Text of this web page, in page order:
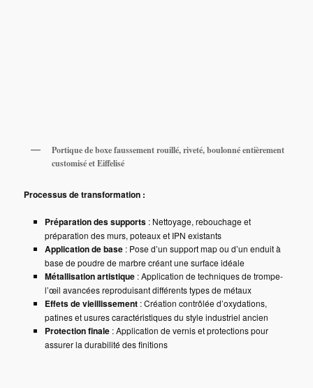
Portique de boxe faussement rouillé, riveté, boulonné entièrement
customisé et Eiffelisé
Processus de transformation :
Préparation des supports : Nettoyage, rebouchage et
préparation des murs, poteaux et IPN existants
Application de base : Pose d’un support map ou d’un enduit à
base de poudre de marbre créant une surface idéale
Métallisation artistique : Application de techniques de trompe-
l’œil avancées reproduisant différents types de métaux
Effets de vieillissement : Création contrôlée d’oxydations,
patines et usures caractéristiques du style industriel ancien
Protection finale : Application de vernis et protections pour
assurer la durabilité des finitions